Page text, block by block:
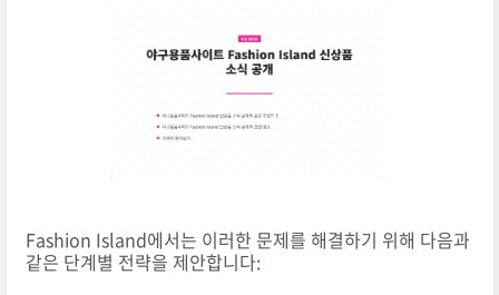
Fashion Island에서는 이러한 문제를 해결하기 위해 다음과
같은 단계별 전략을 제안합니다: